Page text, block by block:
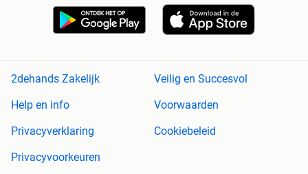
2dehands Zakelijk
Veilig en Succesvol
Help en info
Voorwaarden
Privacyverklaring
Cookiebeleid
Privacyvoorkeuren